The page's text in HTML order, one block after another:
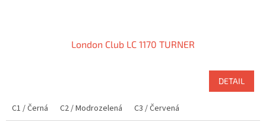
London Club LC 1170 TURNER
DETAIL
C1 / Černá C2 / Modrozelená C3 / Červená